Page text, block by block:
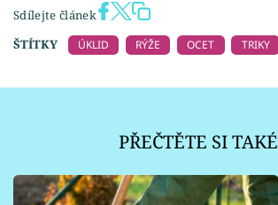
Sdílejte článek
ŠTÍTKY
ÚKLID RÝŽE OCET TRIKY
PŘEČTĚTE SI TAKÉ